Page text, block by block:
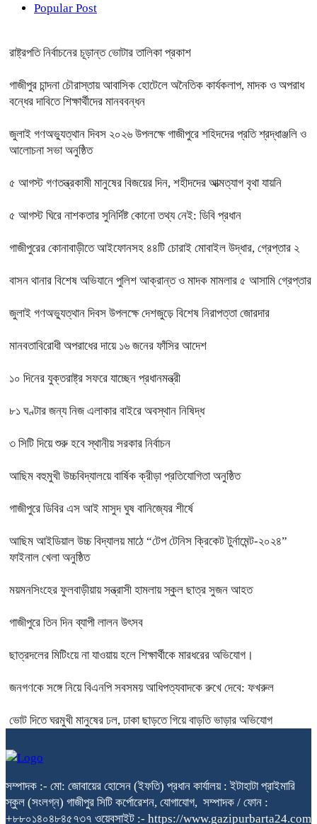
Popular Post
রাষ্ট্রপতি নির্বাচনের চূড়ান্ত ভোটার তালিকা প্রকাশ
গাজীপুর চান্দনা চৌরাস্তায় আবাসিক হোটেলে অনৈতিক কার্যকলাপ, মাদক ও অপরাধ
বন্ধের দাবিতে শিক্ষার্থীদের মানববন্ধন
জুলাই গণঅভ্যুত্থান দিবস ২০২৬ উপলক্ষে গাজীপুরে শহিদদের প্রতি শ্রদ্ধাঞ্জলি ও
আলোচনা সভা অনুষ্ঠিত
৫ আগস্ট গণতন্ত্রকামী মানুষের বিজয়ের দিন, শহীদদের আত্মত্যাগ বৃথা যায়নি
৫ আগস্ট ঘিরে নাশকতার সুনির্দিষ্ট কোনো তথ্য নেই: ডিবি প্রধান
গাজীপুরের কোনাবাড়ীতে আইফোনসহ ৪৪টি চোরাই মোবাইল উদ্ধার, গ্রেপ্তার ২
বাসন থানার বিশেষ অভিযানে পুলিশ আক্রান্ত ও মাদক মামলার ৫ আসামি গ্রেপ্তার
জুলাই গণঅভ্যুত্থান দিবস উপলক্ষে দেশজুড়ে বিশেষ নিরাপত্তা জোরদার
মানবতাবিরোধী অপরাধের দায়ে ১৬ জনের ফাঁসির আদেশ
১০ দিনের যুক্তরাষ্ট্র সফরে যাচ্ছেন প্রধানমন্ত্রী
৮১ ঘণ্টার জন্য নিজ এলাকার বাইরে অবস্থান নিষিদ্ধ
৩ সিটি দিয়ে শুরু হবে স্থানীয় সরকার নির্বাচন
আছিম বহুমুখী উচ্চবিদ্যালয়ে বার্ষিক ক্রীড়া প্রতিযোগিতা অনুষ্ঠিত
গাজীপুরে ডিবির এস আই মাসুদ ঘুষ বানিজ্যের শীর্ষে
আছিম আইডিয়াল উচ্চ বিদ্যালয় মাঠে “টেপ টেনিস ক্রিকেট টুর্নামেন্ট-২০২৪”
ফাইনাল খেলা অনুষ্ঠিত
ময়মনসিংহের ফুলবাড়ীয়ায় সন্ত্রাসী হামলায় স্কুল ছাত্র সুজন আহত
গাজীপুরে তিন দিন ব্যাপী লালন উৎসব
ছাত্রদলের মিটিংয়ে না যাওয়ায় হলে শিক্ষার্থীকে মারধরের অভিযোগ।
জনগণকে সঙ্গে নিয়ে বিএনপি সবসময় আধিপত্যবাদকে রুখে দেবে: ফখরুল
ভোট দিতে ঘরমুখী মানুষের ঢল, ঢাকা ছাড়তে গিয়ে বাড়তি ভাড়ার অভিযোগ
সম্পাদক :- মো: জোবায়ের হোসেন (ইফতি) প্রধান কার্যালয় : ইটাহাটা প্রাইমারি
স্কুল (সংলগ্ন) গাজীপুর সিটি কর্পোরেশন, যোগাযোগ, সম্পাদক / ফোন :
+৮৮০১৪০৪৮৪৫৭৩৭ ওয়েবসাইট :- https://www.gazipurbarta24.com